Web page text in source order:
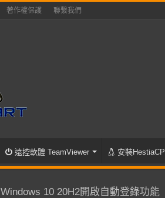
著作權保護 聯繫我們
遠控軟體 TeamViewer 安裝HestiaCP
Windows 10 20H2開啟自動登錄功能